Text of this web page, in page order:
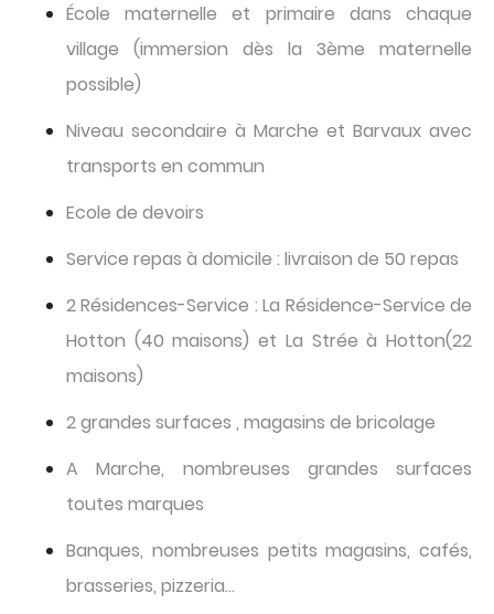
École maternelle et primaire dans chaque
village (immersion dès la 3ème maternelle
possible)
Niveau secondaire à Marche et Barvaux avec
transports en commun
Ecole de devoirs
Service repas à domicile : livraison de 50 repas
2 Résidences-Service : La Résidence-Service de
Hotton (40 maisons) et La Strée à Hotton(22
maisons)
2 grandes surfaces , magasins de bricolage
A Marche, nombreuses grandes surfaces
toutes marques
Banques, nombreuses petits magasins, cafés,
brasseries, pizzeria…